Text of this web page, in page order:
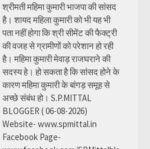
श्रीमती महिमा कुमारी भाजपा की सांसद
है। शायद महिला कुमारी को भी यह भी
पता नहीं होगा कि श्री सीमेंट की फैक्ट्री
की वजह से ग्रामीणों को परेशान हो रही
है। महिमा कुमारी मेवाड़ राजघराने की
सदस्य हे। हो सकता है कि सांसद होने के
कारण महिमा कुमारी के बांगड़ समूह से
अच्छे संबंध हो। S.P.MITTAL
BLOGGER ( 06-08-2026)
Website- www.spmittal.in
Facebook Page-